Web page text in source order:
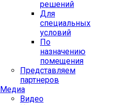
решений
Для
специальных
условий
По
назначению
помещения
Представляем
партнеров
Медиа
Видео